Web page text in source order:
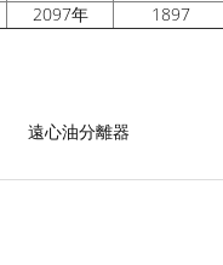
2097年 1897
遠心油分離器